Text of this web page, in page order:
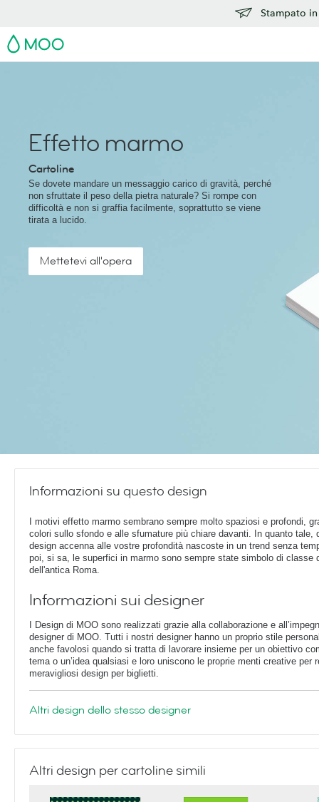
Stampato
MOO
Effetto marmo
Cartoline
Se dovete mandare un messaggio carico di gravità, perché
non sfruttate il peso della pietra naturale? Si rompe con
difficoltà e non si graffia facilmente, soprattutto se viene
tirata a lucido.
Mettetevi all'opera
Informazioni su questo design
I motivi effetto marmo sembrano sempre molto spaziosi e profondi,
colori sullo sfondo e alle sfumature più chiare davanti. In quanto tale,
design accenna alle vostre profondità nascoste in un trend senza
poi, si sa, le superfici in marmo sono sempre state simbolo di classe
dell'antica Roma.
Informazioni sui designer
I Design di MOO sono realizzati grazie alla collaborazione e
designer di MOO. Tutti i nostri designer hanno un proprio stile
anche favolosi quando si tratta di lavorare insieme per un obiettivo
tema o un’idea qualsiasi e loro uniscono le proprie menti creative per
meravigliosi design per biglietti.
Altri design dello stesso designer
Altri design per cartoline simili